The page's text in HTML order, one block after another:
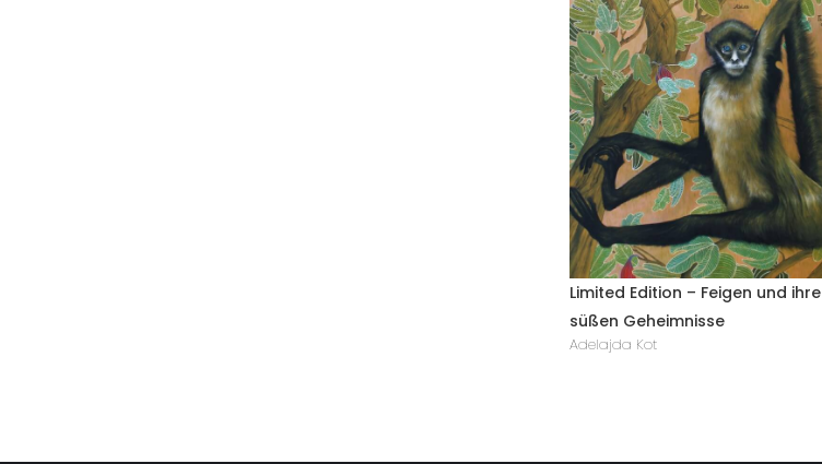
Limited Edition – Feigen und ihre
süßen Geheimnisse
Adelajda Kot